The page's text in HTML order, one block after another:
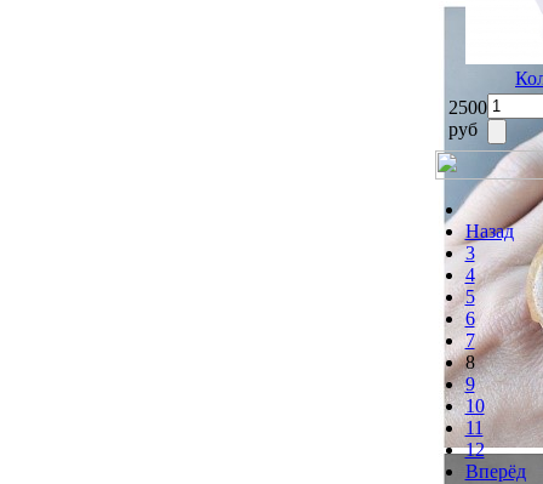
2500
руб
Назад
3
4
5
6
7
8
9
10
11
12
Вперёд